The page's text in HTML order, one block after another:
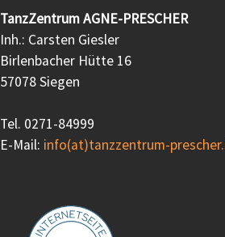
TanzZentrum AGNE-PRESCHER
Inh.: Carsten Giesler
Birlenbacher Hütte 16
57078 Siegen
Tel. 0271-84999
E-Mail: info(at)tanzzentrum-